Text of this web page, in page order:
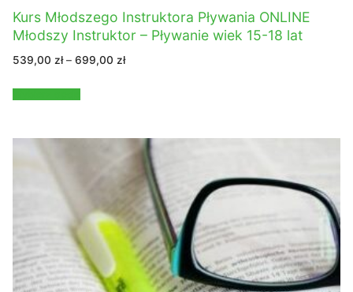
Kurs Młodszego Instruktora Pływania ONLINE
Młodszy Instruktor – Pływanie wiek 15-18 lat
539,00 zł – 699,00 złZakres